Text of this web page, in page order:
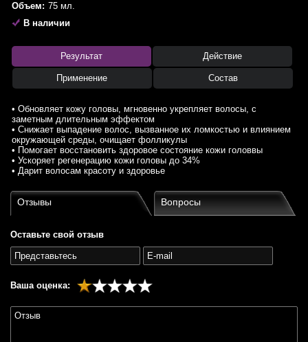
Объем: 75 мл.
В наличии
Результат Действие
Применение Состав
• Обновляет кожу головы, мгновенно укрепляет волосы, с
заметным длительным эффектом
• Снижает выпадение волос, вызванное их ломкостью и влиянием
окружающей среды, очищает фолликулы
• Помогает восстановить здоровое состояние кожи головвы
• Ускоряет регенерацию кожи головы до 34%
• Дарит волосам красоту и здоровье
Отзывы Вопросы
Оставьте свой отзыв
Ваша оценка: